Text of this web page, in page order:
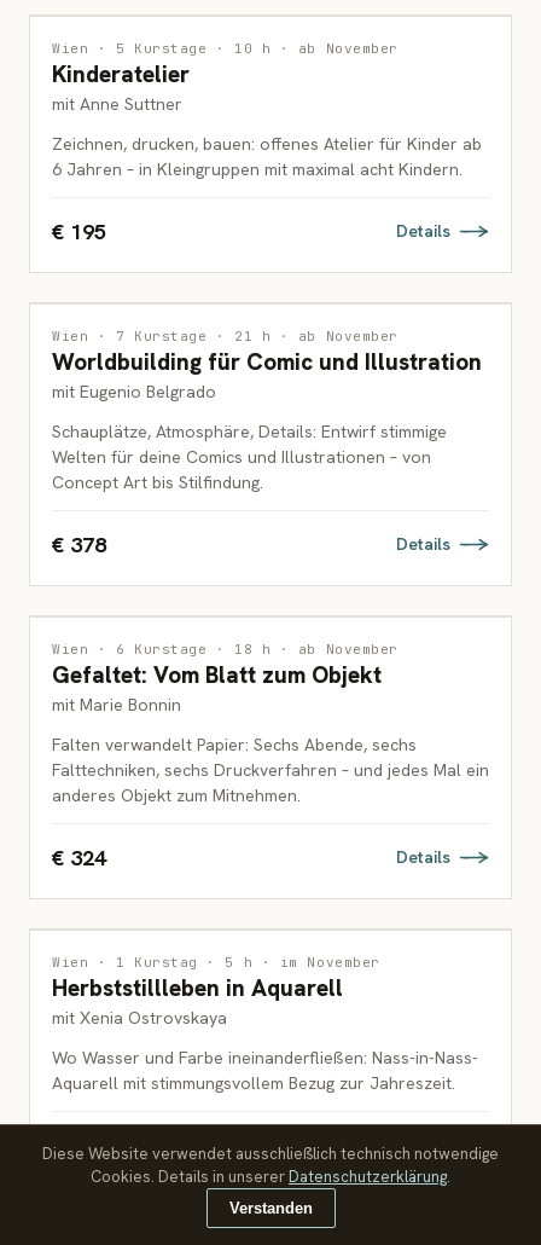
MALEREI
KINDER
Wien · 5 Kurstage · 10 h · ab November
Kinderatelier
mit Anne Suttner
Zeichnen, drucken, bauen: offenes Atelier für Kinder ab
6 Jahren – in Kleingruppen mit maximal acht Kindern.
€ 195 Details
ILLUSTRATION
ERWACHSENE
Wien · 7 Kurstage · 21 h · ab November
Worldbuilding für Comic und Illustration
mit Eugenio Belgrado
Schauplätze, Atmosphäre, Details: Entwirf stimmige
Welten für deine Comics und Illustrationen – von
Concept Art bis Stilfindung.
€ 378 Details
DRUCKGRAFIK
ERWACHSENE
Wien · 6 Kurstage · 18 h · ab November
Gefaltet: Vom Blatt zum Objekt
mit Marie Bonnin
Falten verwandelt Papier: Sechs Abende, sechs
Falttechniken, sechs Druckverfahren – und jedes Mal ein
anderes Objekt zum Mitnehmen.
€ 324 Details
MALEREI
ERWACHSENE
Wien · 1 Kurstag · 5 h · im November
Herbststillleben in Aquarell
mit Xenia Ostrovskaya
Wo Wasser und Farbe ineinanderfließen: Nass-in-Nass-
Aquarell mit stimmungsvollem Bezug zur Jahreszeit.
€ 90 Details
Diese Website verwendet ausschließlich technisch notwendige
Cookies. Details in unsererDatenschutzerklärung.
Verstanden